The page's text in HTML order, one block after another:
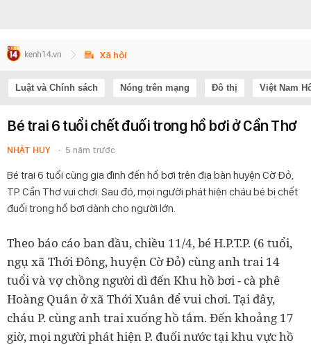
Xã hội
Luật và Chính sách Nóng trên mạng Đô thị Việt Nam
Bé trai 6 tuổi chết đuối trong hồ bơi ở Cần Thơ
NHẬT HUY 5 năm trước
Bé trai 6 tuổi cùng gia đình đến hồ bơi trên địa bàn huyện Cờ Đỏ,
TP. Cần Thơ vui chơi. Sau đó, mọi người phát hiện cháu bé bị chết
đuối trong hồ bơi dành cho người lớn.
Theo báo cáo ban đầu, chiều 11/4, bé H.P.T.P. (6 tuổi,
ngụ xã Thới Đông, huyện Cờ Đỏ) cùng anh trai 14
tuổi và vợ chồng người dì đến Khu hồ bơi - cà phê
Hoàng Quân ở xã Thới Xuân để vui chơi. Tại đây,
cháu P. cùng anh trai xuống hồ tắm. Đến khoảng 17
giờ, mọi người phát hiện P. đuối nước tại khu vực hồ